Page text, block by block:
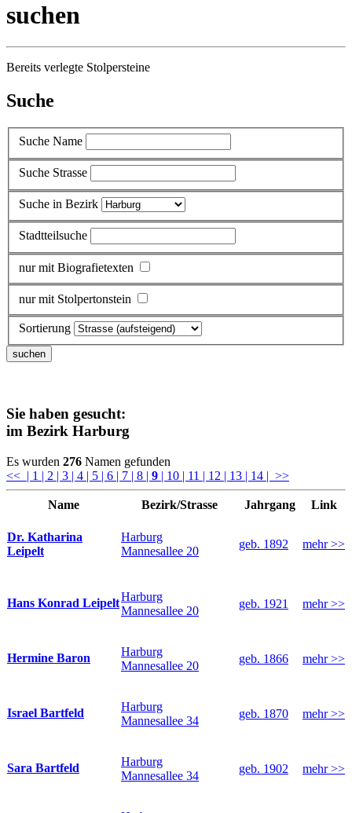
suchen
Bereits verlegte Stolpersteine
Suche
Suche Name
Suche Strasse
Suche in Bezirk
Stadtteilsuche
nur mit Biografietexten
nur mit Stolpertonstein
Sortierung
Sie haben gesucht:
im Bezirk Harburg
Es wurden 276 Namen gefunden
<< | 1 | 2 | 3 | 4 | 5 | 6 | 7 | 8 | 9 | 10 | 11 | 12 | 13 | 14 | >>
Name Bezirk/Strasse Jahrgang Link
Dr. Katharina
Leipelt
Harburg
Mannesallee 20
geb. 1892 mehr >>
Hans Konrad LeipeltHarburg
Mannesallee 20
geb. 1921 mehr >>
Hermine Baron
Harburg
Mannesallee 20
geb. 1866 mehr >>
Israel Bartfeld
Harburg
Mannesallee 34
geb. 1870 mehr >>
Sara Bartfeld
Harburg
Mannesallee 34
geb. 1902 mehr >>